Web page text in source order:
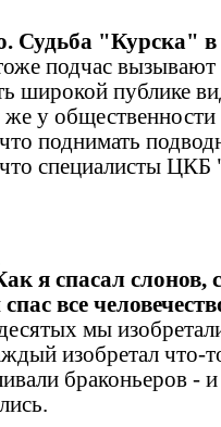
Судьба "Курска" в
подчас вызывают
широкой публике
же у
поднимать
специалисты
я спасал слонов,
все
мы
изобретал что-
браконьеров -